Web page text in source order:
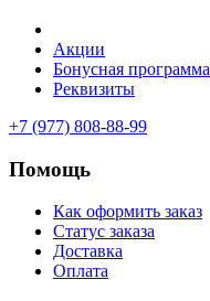
Акции
Бонусная программа
Реквизиты
+7 (977) 808-88-99
Помощь
Как оформить заказ
Статус заказа
Доставка
Оплата